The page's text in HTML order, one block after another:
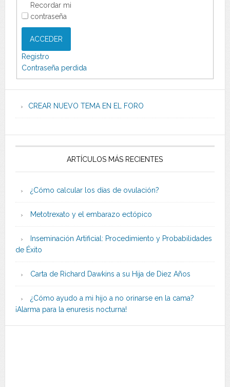
Recordar mi
contraseña
ACCEDER
Registro
Contraseña perdida
CREAR NUEVO TEMA EN EL FORO
ARTÍCULOS MÁS RECIENTES
¿Cómo calcular los días de ovulación?
Metotrexato y el embarazo ectópico
Inseminación Artificial: Procedimiento y Probabilidades
de Éxito
Carta de Richard Dawkins a su Hija de Diez Años
¿Cómo ayudo a mi hijo a no orinarse en la cama?
¡Alarma para la enuresis nocturna!